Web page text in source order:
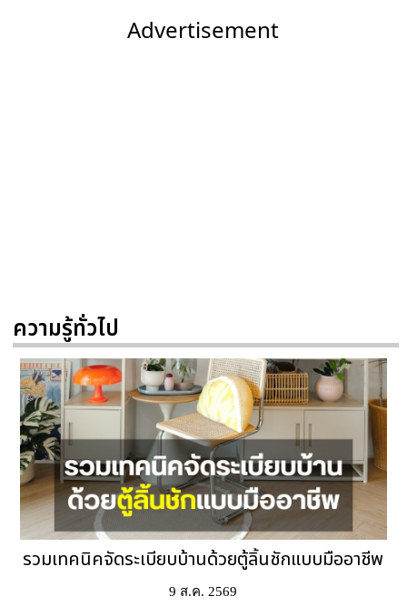
Advertisement
ความรู้ทั่วไป
รวมเทคนิคจัดระเบียบบ้านด้วยตู้ลิ้นชักแบบมืออาชีพ
9 ส.ค. 2569